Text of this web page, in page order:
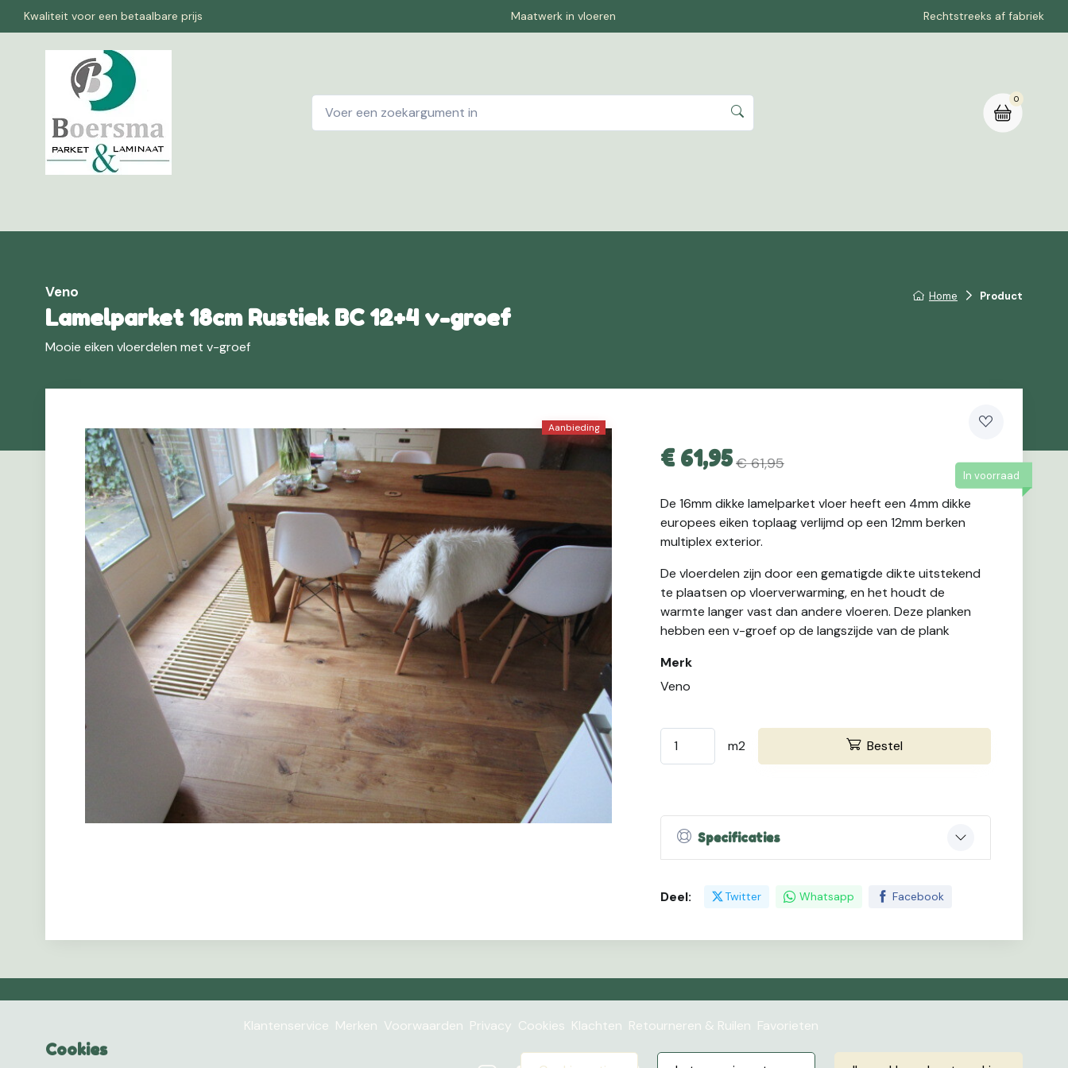
Kwaliteit voor een betaalbare prijs Maatwerk in vloeren Rechtstreeks af fabriek
0
Home Product
Veno
Lamelparket 18cm Rustiek BC 12+4 v-groef
Mooie eiken vloerdelen met v-groef
Aanbieding
€ 61,95€ 61,95
In voorraad
De 16mm dikke lamelparket vloer heeft een 4mm dikke
europees eiken toplaag verlijmd op een 12mm berken
multiplex exterior.
De vloerdelen zijn door een gematigde dikte uitstekend
te plaatsen op vloerverwarming, en het houdt de
warmte langer vast dan andere vloeren. Deze planken
hebben een v-groef op de langszijde van de plank
Merk
Veno
m2 Bestel
Specificaties
Deel: Twitter Whatsapp Facebook
Klantenservice Merken Voorwaarden Privacy Cookies Klachten Retourneren & Ruilen Favorieten
Cookies